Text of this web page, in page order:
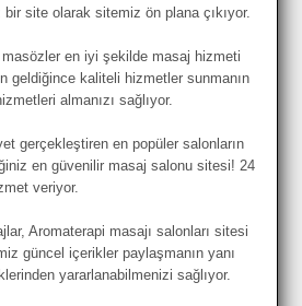
site olarak sitemiz ön plana çıkıyor.
en iyi şekilde masaj hizmeti
geldiğince kaliteli hizmetler sunmanın
almanızı sağlıyor.
gerçekleştiren en popüler salonların
en güvenilir masaj salonu sitesi! 24
veriyor.
Aromaterapi masajı salonları sitesi
güncel içerikler paylaşmanın yanı
yararlanabilmenizi sağlıyor.